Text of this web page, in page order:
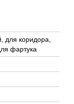
для коридора,
фартука